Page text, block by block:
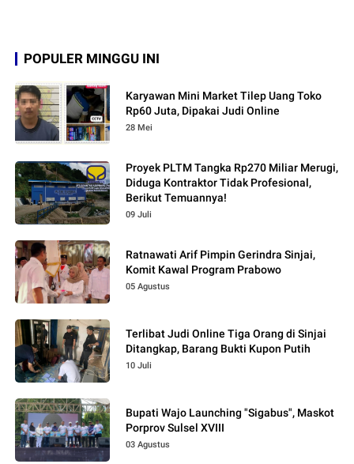
POPULER MINGGU INI
Karyawan Mini Market Tilep Uang Toko
Rp60 Juta, Dipakai Judi Online
28 Mei
Proyek PLTM Tangka Rp270 Miliar Merugi,
Diduga Kontraktor Tidak Profesional,
Berikut Temuannya!
09 Juli
Ratnawati Arif Pimpin Gerindra Sinjai,
Komit Kawal Program Prabowo
05 Agustus
Terlibat Judi Online Tiga Orang di Sinjai
Ditangkap, Barang Bukti Kupon Putih
10 Juli
Bupati Wajo Launching "Sigabus", Maskot
Porprov Sulsel XVIII
03 Agustus